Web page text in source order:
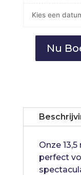
Kies een
Stormbaan
Nu
Onze
perfect